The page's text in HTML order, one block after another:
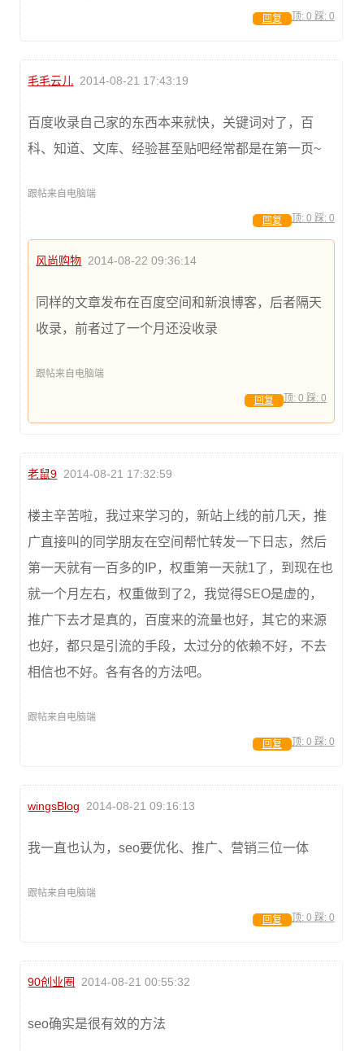
顶: 0 踩: 0
回复
毛毛云儿 2014-08-21 17:43:19
百度收录自己家的东西本来就快，关键词对了，百
科、知道、文库、经验甚至贴吧经常都是在第一页~
跟帖来自电脑端
顶: 0 踩: 0
回复
风尚购物 2014-08-22 09:36:14
同样的文章发布在百度空间和新浪博客，后者隔天
收录，前者过了一个月还没收录
跟帖来自电脑端
顶: 0 踩: 0
回复
老鼠9 2014-08-21 17:32:59
楼主辛苦啦，我过来学习的，新站上线的前几天，推
广直接叫的同学朋友在空间帮忙转发一下日志，然后
第一天就有一百多的IP，权重第一天就1了，到现在也
就一个月左右，权重做到了2，我觉得SEO是虚的，
推广下去才是真的，百度来的流量也好，其它的来源
也好，都只是引流的手段，太过分的依赖不好，不去
相信也不好。各有各的方法吧。
跟帖来自电脑端
顶: 0 踩: 0
回复
wingsBlog 2014-08-21 09:16:13
我一直也认为，seo要优化、推广、营销三位一体
跟帖来自电脑端
顶: 0 踩: 0
回复
90创业圈 2014-08-21 00:55:32
seo确实是很有效的方法